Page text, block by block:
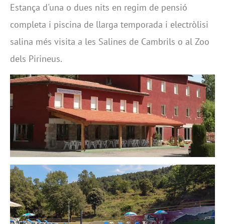
Estança d'una o dues nits en regim de pensió
completa i piscina de llarga temporada i electròlisi
salina més visita a les Salines de Cambrils o al Zoo
dels Pirineus.